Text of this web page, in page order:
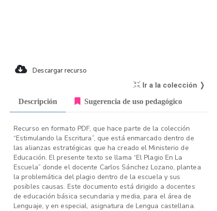
Descargar recurso
Ir a la colección ❭
Descripción Sugerencia de uso pedagógico
Recurso en formato PDF, que hace parte de la colección
“Estimulando la Escritura”, que está enmarcado dentro de
las alianzas estratégicas que ha creado el Ministerio de
Educación. El presente texto se llama “El Plagio En La
Escuela” donde el docente Carlos Sánchez Lozano, plantea
la problemática del plagio dentro de la escuela y sus
posibles causas. Este documento está dirigido a docentes
de educación básica secundaria y media, para el área de
Lenguaje, y en especial, asignatura de Lengua castellana.